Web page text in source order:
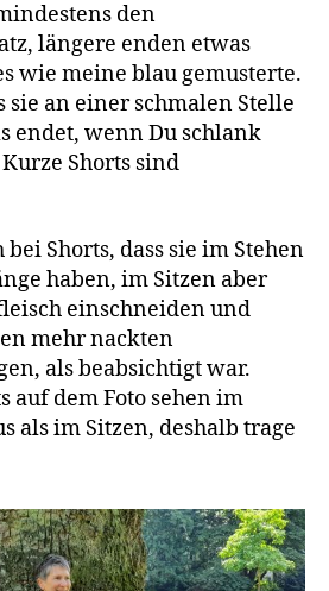
den
längere enden etwas
wie meine blau gemusterte.
sie an einer schmalen Stelle
endet, wenn Du schlank
Shorts sind
Shorts, dass sie im Stehen
haben, im Sitzen aber
einschneiden und
mehr nackten
als beabsichtigt war.
auf dem Foto sehen im
als im Sitzen, deshalb trage